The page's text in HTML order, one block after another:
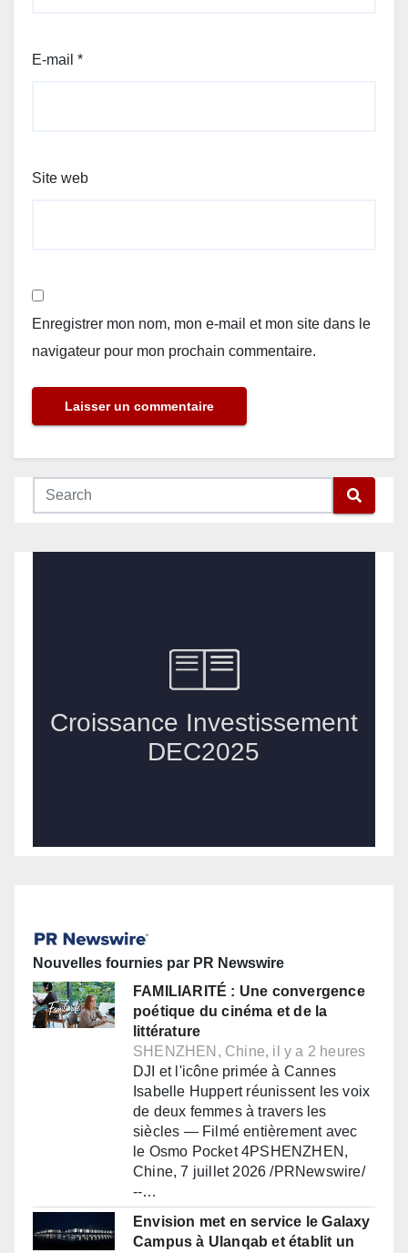
E-mail *
Site web
Enregistrer mon nom, mon e-mail et mon site dans le
navigateur pour mon prochain commentaire.
Nouvelles fournies par PR Newswire
FAMILIARITÉ : Une convergence
poétique du cinéma et de la
littérature
SHENZHEN, Chine, il y a 2 heures
DJI et l'icône primée à Cannes
Isabelle Huppert réunissent les voix
de deux femmes à travers les
siècles — Filmé entièrement avec
le Osmo Pocket 4PSHENZHEN,
Chine, 7 juillet 2026 /PRNewswire/
--…
Envision met en service le Galaxy
Campus à Ulanqab et établit un